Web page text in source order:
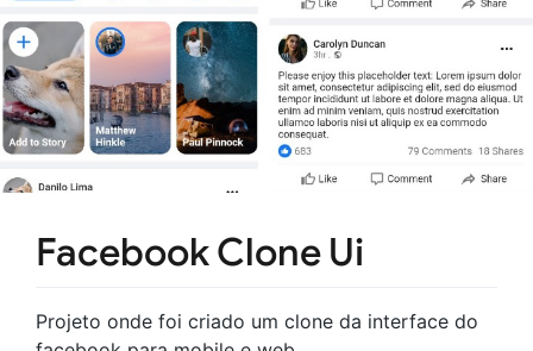
Facebook Clone Ui
Projeto onde foi criado um clone da interface do